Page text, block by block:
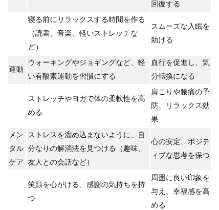
回復する
寝る前にリラックスする時間を作る
（読書、音楽、軽いストレッチな
ど）
スムーズな入眠を
助ける
運動
ウォーキングやジョギングなど、軽
い有酸素運動を習慣にする
血行を促進し、気
分転換になる
ストレッチやヨガで体の柔軟性を高
める
肩こりや腰痛の予
防、リラックス効
果
メン
タル
ケア
ストレスを溜め込まないように、自
分なりの解消法を見つける（趣味、
友人との会話など）
心の安定、ポジテ
ィブな思考を保つ
笑顔を心がける、感謝の気持ちを持
つ
周囲に良い印象を
与え、幸福感を高
める